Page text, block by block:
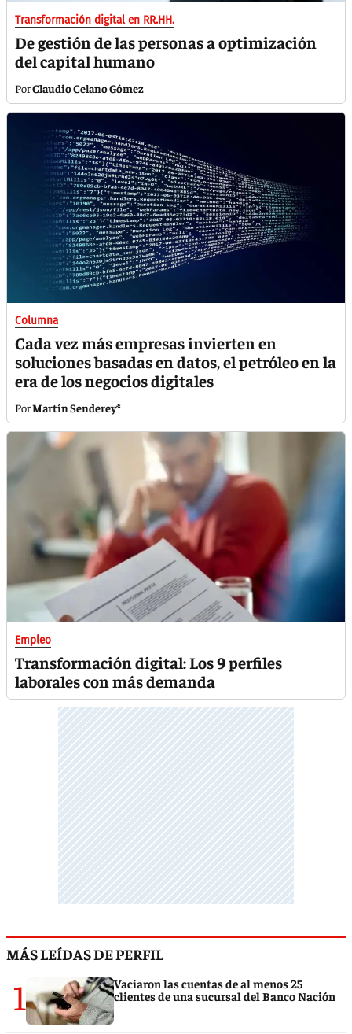
Transformación digital en RR.HH.
De gestión de las personas a optimización
del capital humano
Claudio Celano Gómez
Columna
Cada vez más empresas invierten en
soluciones basadas en datos, el petróleo en la
era de los negocios digitales
Martín Senderey*
Empleo
Transformación digital: Los 9 perfiles
laborales con más demanda
MÁS LEÍDAS DE PERFIL
1
Vaciaron las cuentas de al menos 25
clientes de una sucursal del Banco Nación